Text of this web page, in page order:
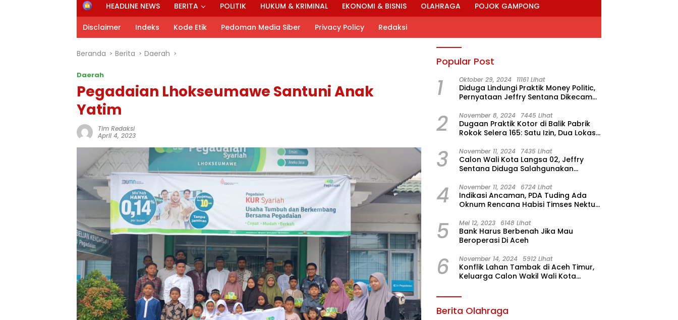
H
o
m
e
HEADLINE NEWS BERITA POLITIK HUKUM & KRIMINAL EKONOMI & BISNIS OLAHRAGA POJOK GAMPONG
Disclaimer Indeks Kode Etik Pedoman Media Siber Privacy Policy Redaksi
Beranda Berita Daerah
Daerah
Pegadaian Lhokseumawe Santuni Anak
Yatim
Tim Redaksi
April 4, 2023
Popular Post
1 Oktober 29, 2024 11161 Lihat
Diduga Lindungi Praktik Money Politic,
Pernyataan Jeffry Sentana Dikecam
2 November 8, 2024 7445 Lihat
Dugaan Praktik Kotor di Balik Pabrik
Rokok Selera 165: Satu Izin, Dua Lokasi
3 November 11, 2024 7435 Lihat
Calon Wali Kota Langsa 02, Jeffry
Sentana Diduga Salahgunakan
4 November 11, 2024 6724 Lihat
Indikasi Ancaman, PDA Tuding Ada
Oknum Rencana Habisi Timses Nektu-
5 Mei 12, 2023 6148 Lihat
Bank Harus Berbenah Jika Mau
Beroperasi Di Aceh
6 November 14, 2024 5912 Lihat
Konflik Lahan Tambak di Aceh Timur,
Keluarga Calon Wakil Wali Kota
Berita Olahraga